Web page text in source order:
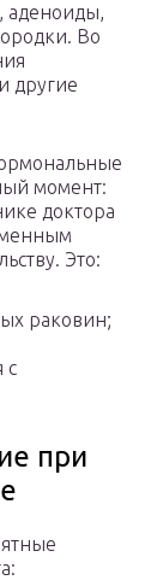
аденоиды,
Во
другие
момент:
доктора
Это:
раковин;
с
при